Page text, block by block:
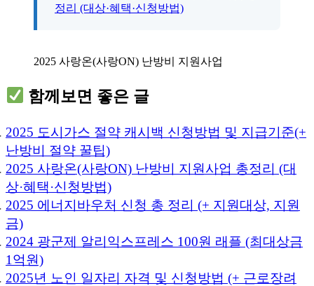
정리 (대상·혜택·신청방법)
2025 사랑온(사랑ON) 난방비 지원사업
함께보면 좋은 글
2025 도시가스 절약 캐시백 신청방법 및 지급기준(+
난방비 절약 꿀팁)
2025 사랑온(사랑ON) 난방비 지원사업 총정리 (대
상·혜택·신청방법)
2025 에너지바우처 신청 총 정리 (+ 지원대상, 지원
금)
2024 광군제 알리익스프레스 100원 래플 (최대상금
1억원)
2025년 노인 일자리 자격 및 신청방법 (+ 근로장려